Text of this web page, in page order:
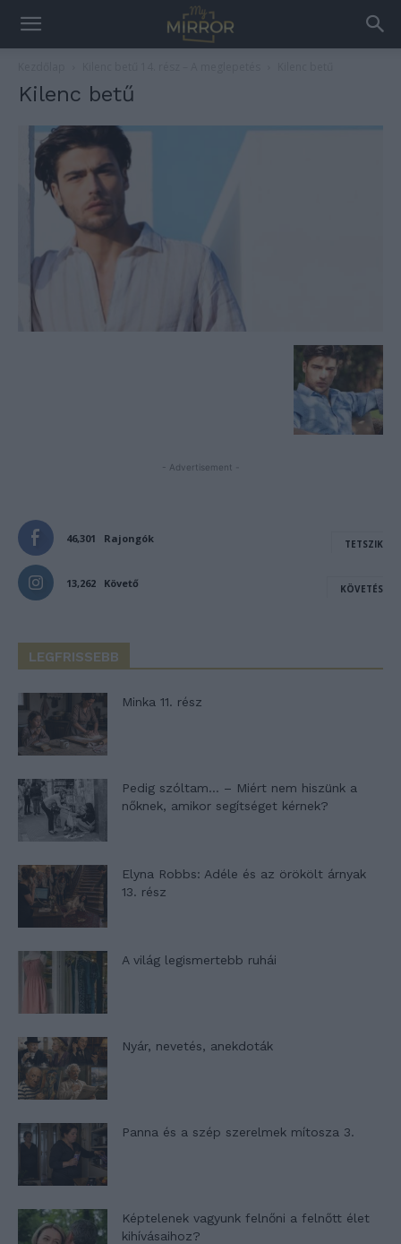
Kilenc betű
- Advertisement -
46,301 Rajongók TETSZIK
13,262 Követő KÖVETÉS
LEGFRISSEBB
Minka 11. rész
Pedig szóltam… – Miért nem hiszünk a
nőknek, amikor segítséget kérnek?
Elyna Robbs: Adéle és az örökölt árnyak
13. rész
A világ legismertebb ruhái
Nyár, nevetés, anekdoták
Panna és a szép szerelmek mítosza 3.
Képtelenek vagyunk felnőni a felnőtt élet
kihívásaihoz?